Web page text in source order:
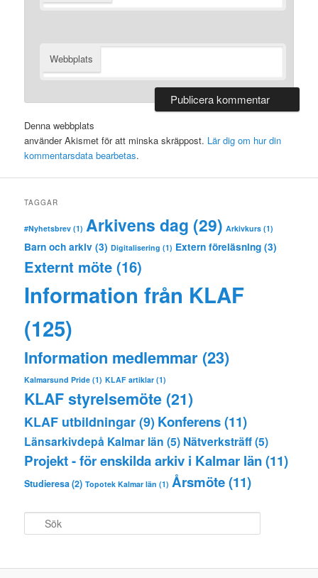
Webbplats
Denna webbplats
använder Akismet för att minska skräppost. Lär dig om hur din
kommentarsdata bearbetas.
TAGGAR
#Nyhetsbrev (1) Arkivens dag (29) Arkivkurs (1)
Barn och arkiv (3) Digitalisering (1) Extern föreläsning (3)
Externt möte (16)
Information från KLAF
(125)
Information medlemmar (23)
Kalmarsund Pride (1) KLAF artiklar (1)
KLAF styrelsemöte(21)
KLAF utbildningar(9) Konferens(11)
Länsarkivdepå Kalmar län (5) Nätverksträff(5)
Projekt - för enskilda arkiv i Kalmar län(11)
Studieresa(2) Topotek Kalmar län (1) Årsmöte(11)
ö